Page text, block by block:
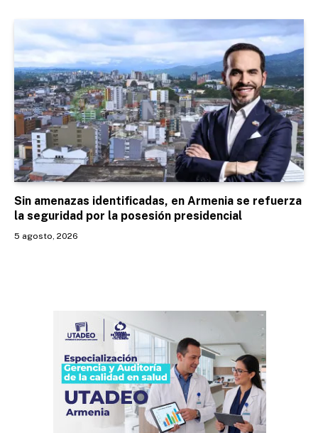
Sin amenazas identificadas, en Armenia se refuerza
la seguridad por la posesión presidencial
5 agosto, 2026